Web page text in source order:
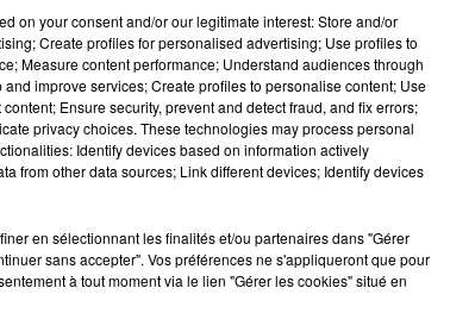
on your consent and/or our legitimate interest: Store and/or
Create profiles for personalised advertising; Use profiles to
Measure content performance; Understand audiences through
improve services; Create profiles to personalise content; Use
Ensure security, prevent and detect fraud, and fix errors;
privacy choices. These technologies may process personal
Identify devices based on information actively
from other data sources; Link different devices; Identify devices
en sélectionnant les finalités et/ou partenaires dans "Gérer
sans accepter". Vos préférences ne s'appliqueront que pour
à tout moment via le lien "Gérer les cookies" situé en